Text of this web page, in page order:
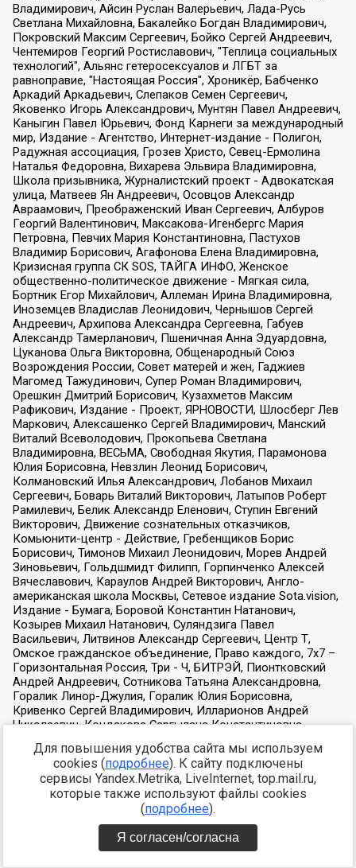
Для повышения удобства сайта мы используем
cookies (подробнее). К сайту подключены
сервисы Yandex.Metrika, LiveInternet, top.mail.ru,
которые также используют файлы cookies
(подробнее).
Я согласен/согласна